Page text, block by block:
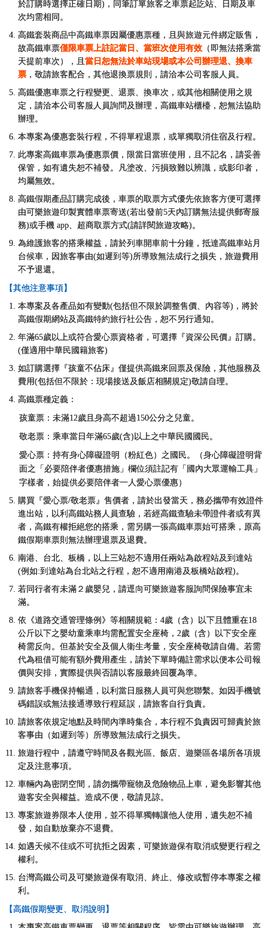
於訂購時選擇正確日期)，同筆訂單旅客之車票起訖站、日期及車
次均需相同。
高鐵套裝商品中高鐵車票因屬優惠票種，且與旅遊元件綁定販售，
故高鐵車票僅限車票上註記當日、當班次使用有效 （即無法搭乘當
天提前車次），且當日恕無法於車站現場或本公司辦理退、換車
票 ，敬請旅客配合，其他退換票規則，請洽本公司客服人員。
高鐵優惠車票之行程變更、退票、換車次，或其他相關使用之規
定，請洽本公司客服人員詢問及辦理，高鐵車站櫃檯，恕無法協助
辦理。
本專案為優惠套裝行程，不得單程退票，或單獨取消住宿及行程。
此專案高鐵車票為優惠票價，限當日當班使用，且不記名，請妥善
保管，如有遺失恕不補發。凡塗改、污損致難以辨識，或影印者，
均屬無效。
高鐵假期產品訂購完成後，車票的取票方式優先依旅客方便可選擇
由可樂旅遊印製實體車票寄送(若出發前5天內訂購無法提供郵寄服
務)或手機 app、超商取票方式(請詳閱旅遊攻略)。
為維護旅客的搭乘權益，請於列車開車前十分鐘，抵達高鐵車站月
台候車，因旅客事由(如遲到等)所導致無法成行之損失，旅遊費用
不予退還。
【其他注意事項】
本專案及各產品如有變動(包括但不限於調整售價、內容等) ，將於
高鐵假期網站及高鐵特約旅行社公告，恕不另行通知。
年滿65歲以上或符合愛心票資格者，可選擇『資深公民價』訂購。
(僅適用中華民國籍旅客)
如訂購選擇『孩童不佔床』僅提供高鐵來回票及保險，其他服務及
費用(包括但不限於：現場接送及飯店相關規定)敬請自理。
高鐵票種定義：
孩童票：未滿12歲且身高不超過150公分之兒童。
敬老票：乘車當日年滿65歲(含)以上之中華民國國民。
愛心票：持有身心障礙證明（粉紅色）之國民。（身心障礙證明背
面之「必要陪伴者優惠措施」欄位須註記有「國內大眾運輸工具」
字樣者，始提供必要陪伴者一人愛心票優惠）
購買『愛心票/敬老票』售價者，請於出發當天，務必攜帶有效證件
進出站，以利高鐵站務人員查驗，若經高鐵查驗未帶證件者或有異
者，高鐵有權拒絕您的搭乘，需另購一張高鐵車票始可搭乘，原高
鐵假期車票則無法辦理退票及退費。
南港、台北、板橋，以上三站恕不適用任兩站為啟程站及到達站
(例如:到達站為台北站之行程，恕不適用南港及板橋站啟程)。
若同行者有未滿２歲嬰兒，請逕向可樂旅遊客服詢問保險事宜未
滿。
依《道路交通管理條例》等相關規範：4歲（含）以下且體重在18
公斤以下之嬰幼童乘車均需配置安全座椅，2歲（含）以下安全座
椅需反向。但基於安全及個人衛生考量，安全座椅敬請自備。若需
代為租借可能有額外費用產生，請於下單時備註需求以便本公司報
價與安排，實際提供與否請以客服最終回覆為準。
請旅客手機保持暢通，以利當日服務人員可與您聯繫。如因手機號
碼錯誤或無法接通導致行程延誤，請旅客自行負責。
請旅客依規定地點及時間內準時集合，本行程不負責因可歸責於旅
客事由（如遲到等）所導致無法成行之損失。
旅遊行程中，請遵守時間及各觀光區、飯店、遊樂區各場所各項規
定及注意事項。
車輛內為密閉空間，請勿攜帶寵物及危險物品上車，避免影響其他
遊客安全與權益。造成不便，敬請見諒。
專案旅遊券限本人使用，並不得單獨轉讓他人使用，遺失恕不補
發，如自動放棄亦不退費。
如遇天候不佳或不可抗拒之因素，可樂旅遊保有取消或變更行程之
權利。
台灣高鐵公司及可樂旅遊保有取消、終止、修改或暫停本專案之權
利。
【高鐵假期變更、取消說明】